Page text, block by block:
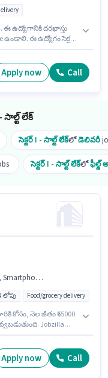
ఉద్యోగానికి దరఖాస్తు
ఉండాలి. ఈ ఉద్యోగం సెక్టర్ I
అందుబాటులో ఉంది.
Apply now Call
సాల్ట్ లేక్
సెక్టర్ I - సాల్ట్ లేక్లోడెలివరీ
సెక్టర్ I - సాల్ట్ లేక్లోఫీల్డ్
Bank Account, PAN Card
లోపు Food/grocery delivery
కోసం, నెల జీతం ₹65000
Jobzilla
ఈ ఉద్యోగానికి
Account అవసరం.
Apply now Call